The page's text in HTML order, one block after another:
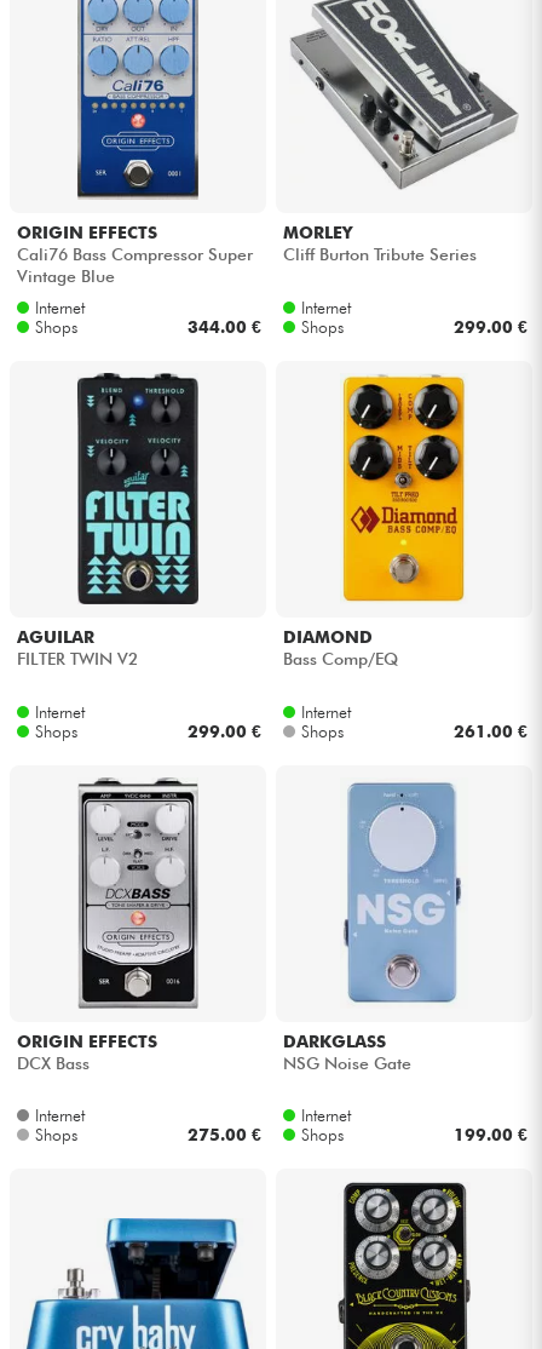
ORIGIN EFFECTS
Cali76 Bass Compressor Super
Vintage Blue
Internet
Shops
344.00 €
MORLEY
Cliff Burton Tribute Series
Internet
Shops
299.00 €
AGUILAR
FILTER TWIN V2
Internet
Shops
299.00 €
DIAMOND
Bass Comp/EQ
Internet
Shops
261.00 €
ORIGIN EFFECTS
DCX Bass
Internet
Shops
275.00 €
DARKGLASS
NSG Noise Gate
Internet
Shops
199.00 €